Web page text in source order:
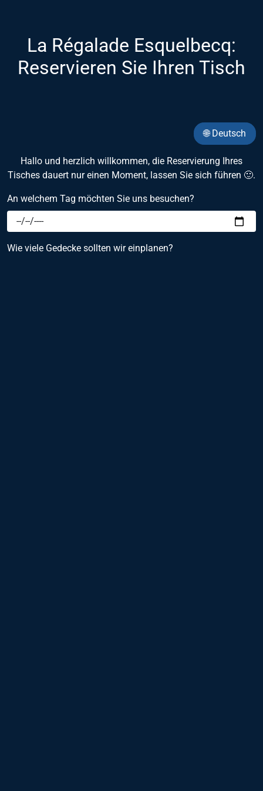
La Régalade Esquelbecq:
Reservieren Sie Ihren Tisch
🌐 Deutsch
Hallo und herzlich willkommen, die Reservierung Ihres
Tisches dauert nur einen Moment, lassen Sie sich führen 🙂.
An welchem Tag möchten Sie uns besuchen?
Wie viele Gedecke sollten wir einplanen?